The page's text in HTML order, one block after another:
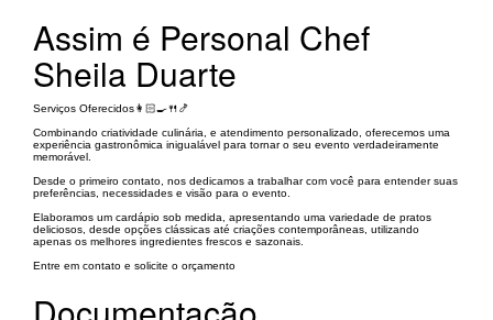
Assim é Personal Chef
Sheila Duarte
Serviços Oferecidos👩🏻‍🍳🍴🍤
Combinando criatividade culinária, e atendimento personalizado, oferecemos uma
experiência gastronômica inigualável para tornar o seu evento verdadeiramente
memorável.
Desde o primeiro contato, nos dedicamos a trabalhar com você para entender suas
preferências, necessidades e visão para o evento.
Elaboramos um cardápio sob medida, apresentando uma variedade de pratos
deliciosos, desde opções clássicas até criações contemporâneas, utilizando
apenas os melhores ingredientes frescos e sazonais.
Entre em contato e solicite o orçamento